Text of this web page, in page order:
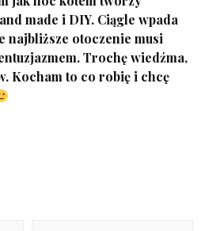
made i DIY. Ciągle wpada
najbliższe otoczenie musi
Trochę wiedźma,
Kocham to co robię i chcę